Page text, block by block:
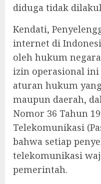
diduga tidak
‎Kendati,
internet di
oleh hukum
izin operasional
aturan hukum
maupun daerah,
Nomor 36 Tahun
Telekomunikasi
bahwa setiap
telekomunikasi
pemerintah.